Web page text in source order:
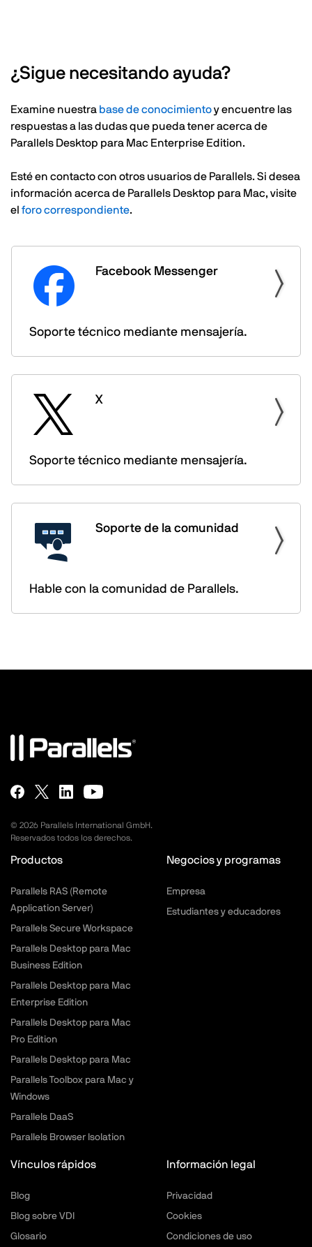
¿Sigue necesitando ayuda?
Examine nuestra base de conocimientoy encuentre las
respuestas a las dudas que pueda tener acerca de
Parallels Desktop para Mac Enterprise Edition.
Esté en contacto con otros usuarios de Parallels. Si desea
información acerca de Parallels Desktop para Mac, visite
el foro correspondiente.
Facebook Messenger
Soporte técnico mediante mensajería.
X
Soporte técnico mediante mensajería.
Soporte de la comunidad
Hable con la comunidad de Parallels.
© 2026 Parallels International GmbH.
Reservados todos los derechos.
Productos
Parallels RAS (Remote
Application Server)
Parallels Secure Workspace
Parallels Desktop para Mac
Business Edition
Parallels Desktop para Mac
Enterprise Edition
Parallels Desktop para Mac
Pro Edition
Parallels Desktop para Mac
Parallels Toolbox para Mac y
Windows
Parallels DaaS
Parallels Browser Isolation
Negocios y programas
Empresa
Estudiantes y educadores
Vínculos rápidos
Blog
Blog sobre VDI
Glosario
Información legal
Privacidad
Cookies
Condiciones de uso